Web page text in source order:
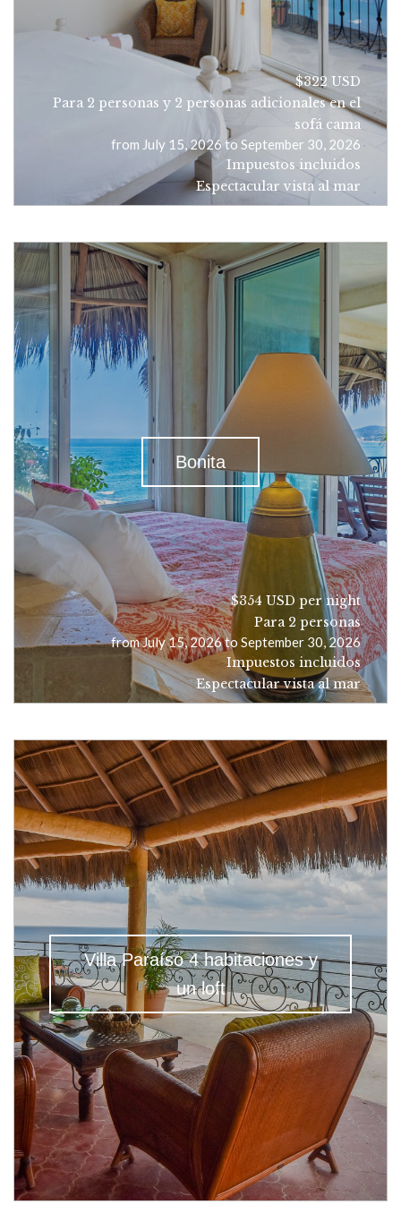
$322 USD
Para 2 personas y 2 personas adicionales en el
sofá cama
from July 15, 2026 to September 30, 2026
Impuestos incluidos
Espectacular vista al mar
$354 USD per night
Para 2 personas
from July 15, 2026 to September 30, 2026
Impuestos incluidos
Espectacular vista al mar
Bonita
Villa Paraíso 4 habitaciones y
un loft